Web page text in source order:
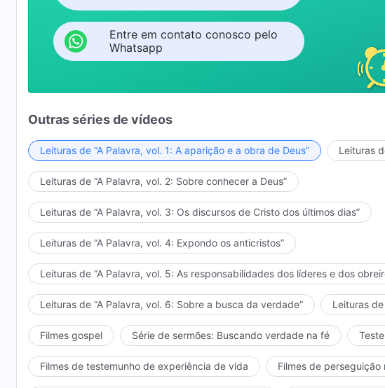
Entre em contato conosco pelo
Whatsapp
Outras séries de vídeos
Leituras de “A Palavra, vol. 1: A aparição e a obra de Deus” Leituras
Leituras de “A Palavra, vol. 2: Sobre conhecer a Deus”
Leituras de “A Palavra, vol. 3: Os discursos de Cristo dos últimos dias”
Leituras de “A Palavra, vol. 4: Expondo os anticristos”
Leituras de “A Palavra, vol. 5: As responsabilidades dos líderes e dos
Leituras de “A Palavra, vol. 6: Sobre a busca da verdade” Leituras
Filmes gospel Série de sermões: Buscando verdade na fé
Filmes de testemunho de experiência de vida Filmes de perseguição